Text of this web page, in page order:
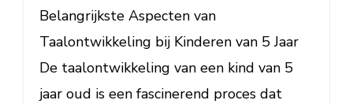
Jaar
Belangrijkste Aspecten van
Taalontwikkeling bij Kinderen van 5 Jaar
De taalontwikkeling van een kind van 5
jaar oud is een fascinerend proces dat